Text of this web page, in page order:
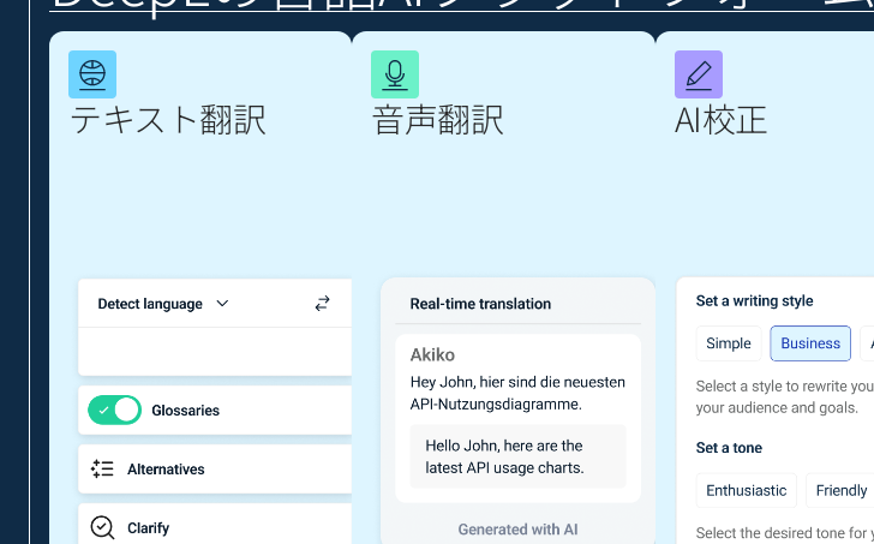
テキスト翻訳 音声翻訳 AI校正